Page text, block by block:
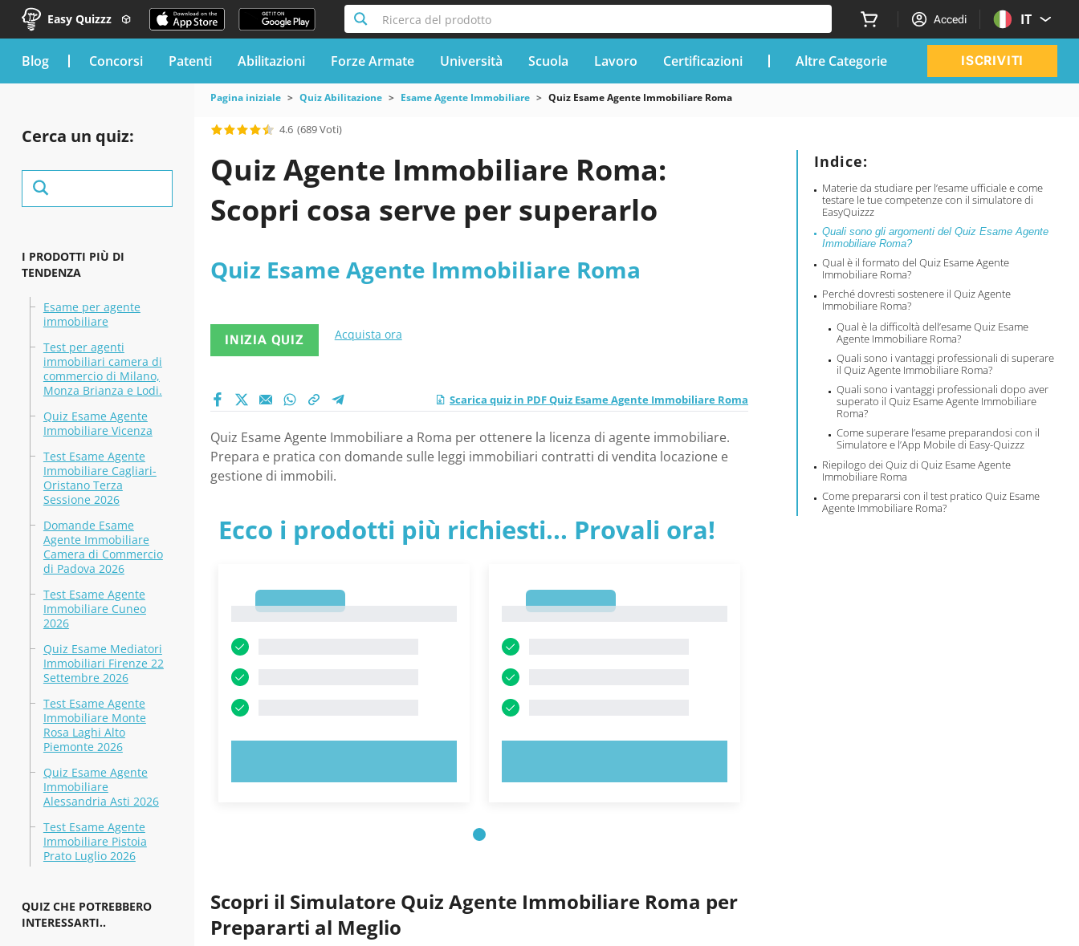
Easy Quizzz Ricerca del prodotto Accedi IT
blog Concorsi Patenti Abilitazioni Forze Armate Università Scuola Lavoro Certificazioni Altre Categorie ISCRIVITI
Cerca un quiz:
I PRODOTTI PIÙ DI
TENDENZA
Esame per agente
immobiliare
Test per agenti
immobiliari camera di
commercio di Milano,
Monza Brianza e Lodi.
Quiz Esame Agente
Immobiliare Vicenza
Test Esame Agente
Immobiliare Cagliari-
Oristano Terza
Sessione 2026
Domande Esame
Agente Immobiliare
Camera di Commercio
di Padova 2026
Test Esame Agente
Immobiliare Cuneo
2026
Quiz Esame Mediatori
Immobiliari Firenze 22
Settembre 2026
Test Esame Agente
Immobiliare Monte
Rosa Laghi Alto
Piemonte 2026
Quiz Esame Agente
Immobiliare
Alessandria Asti 2026
Test Esame Agente
Immobiliare Pistoia
Prato Luglio 2026
QUIZ CHE POTREBBERO
INTERESSARTI..
Pagina iniziale Quiz Abilitazione Esame Agente Immobiliare Quiz Esame Agente Immobiliare Roma
4.6 (689 Voti)
Indice:
Materie da studiare per l’esame ufficiale e come
testare le tue competenze con il simulatore di
EasyQuizzz
Quali sono gli argomenti del Quiz Esame Agente
Immobiliare Roma?
Qual è il formato del Quiz Esame Agente
Immobiliare Roma?
Perché dovresti sostenere il Quiz Agente
Immobiliare Roma?
Qual è la difficoltà dell’esame Quiz Esame
Agente Immobiliare Roma?
Quali sono i vantaggi professionali di superare
il Quiz Agente Immobiliare Roma?
Quali sono i vantaggi professionali dopo aver
superato il Quiz Esame Agente Immobiliare
Roma?
Come superare l’esame preparandosi con il
Simulatore e l’App Mobile di Easy-Quizzz
Riepilogo dei Quiz di Quiz Esame Agente
Immobiliare Roma
Come prepararsi con il test pratico Quiz Esame
Agente Immobiliare Roma?
Quiz Agente Immobiliare Roma:
Scopri cosa serve per superarlo
Quiz Esame Agente Immobiliare Roma
INIZIA QUIZ Acquista ora
Scarica quiz in PDF Quiz Esame Agente Immobiliare Roma
Quiz Esame Agente Immobiliare a Roma per ottenere la licenza di agente immobiliare.
Prepara e pratica con domande sulle leggi immobiliari contratti di vendita locazione e
gestione di immobili.
Ecco i prodotti più richiesti... Provali ora!
Scopri il Simulatore Quiz Agente Immobiliare Roma per
Prepararti al Meglio